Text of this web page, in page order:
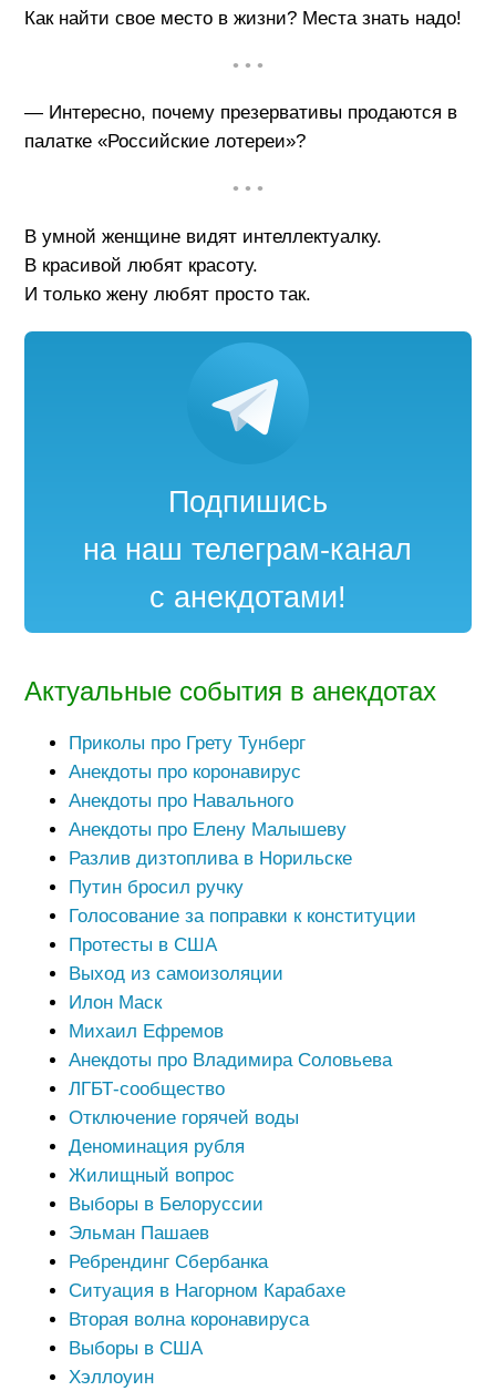
Как найти свое место в жизни? Места знать надо!
• • •
— Интересно, почему презервативы продаются в
палатке «Российские лотереи»?
• • •
В умной женщине видят интеллектуалку.
В красивой любят красоту.
И только жену любят просто так.
Подпишись
на наш телеграм-канал
с анекдотами!
Актуальные события в анекдотах
Приколы про Грету Тунберг
Анекдоты про коронавирус
Анекдоты про Навального
Анекдоты про Елену Малышеву
Разлив дизтоплива в Норильске
Путин бросил ручку
Голосование за поправки к конституции
Протесты в США
Выход из самоизоляции
Илон Маск
Михаил Ефремов
Анекдоты про Владимира Соловьева
ЛГБТ-сообщество
Отключение горячей воды
Деноминация рубля
Жилищный вопрос
Выборы в Белоруссии
Эльман Пашаев
Ребрендинг Сбербанка
Ситуация в Нагорном Карабахе
Вторая волна коронавируса
Выборы в США
Хэллоуин